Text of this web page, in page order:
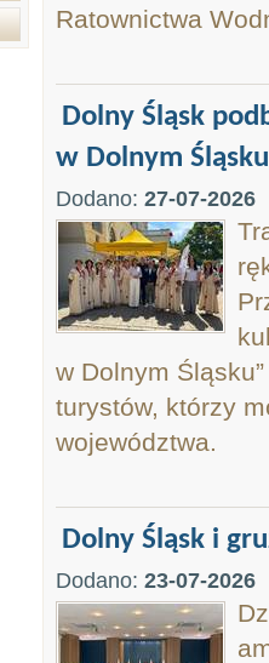
Ratownictwa
Dolny Śląsk
w Dolnym
Dodano: 27-07-2026
w Dolnym
turystów, którzy
województwa.
Dolny Śląsk i
Dodano: 23-07-2026